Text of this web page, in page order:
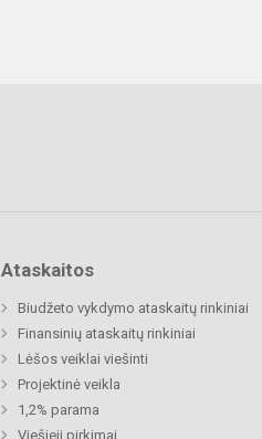
Ataskaitos
Biudžeto vykdymo ataskaitų rinkiniai
Finansinių ataskaitų rinkiniai
Lėšos veiklai viešinti
Projektinė veikla
1,2% parama
Viešieji pirkimai